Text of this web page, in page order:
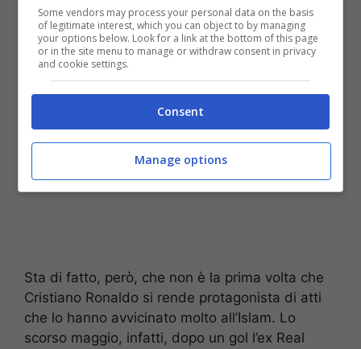
o se voglia davvero avvicinarsi alla religione
islamica.
Sta di fatto, però, che non è la prima volta che
Cristiano Ronaldo si rende protagonista di atti
che lo hanno avvicinato molto all’Islam. Lo
scorso maggio, infatti, dopo un gol l’ex Real
Some vendors may process your personal data on the basis
of legitimate interest, which you can object to by managing
your options below. Look for a link at the bottom of this page
or in the site menu to manage or withdraw consent in privacy
and cookie settings.
Consent
Manage options